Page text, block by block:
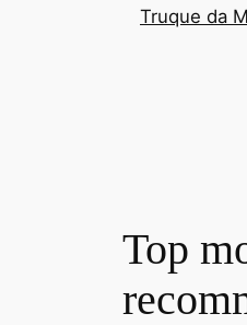
Truque da
Top